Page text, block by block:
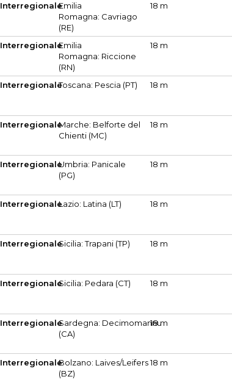
InterregionaleEmilia
Romagna: Cavriago
(RE)
18 m
InterregionaleEmilia
Romagna: Riccione
(RN)
18 m
InterregionaleToscana: Pescia (PT) 18 m
InterregionaleMarche: Belforte del
Chienti (MC)
18 m
InterregionaleUmbria: Panicale
(PG)
18 m
InterregionaleLazio: Latina (LT) 18 m
InterregionaleSicilia: Trapani (TP) 18 m
InterregionaleSicilia: Pedara (CT) 18 m
InterregionaleSardegna: Decimomannu
(CA)
18 m
InterregionaleBolzano: Laives/Leifers
(BZ)
18 m